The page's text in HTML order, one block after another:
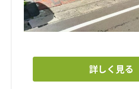
詳しく見る